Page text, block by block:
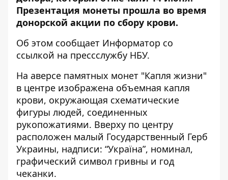
Презентация монеты прошла во время
донорской акции по сбору крови.
Об этом сообщает Информатор со
ссылкой на прессслужбу НБУ.
На аверсе памятных монет "Капля жизни"
в центре изображена объемная капля
крови, окружающая схематические
фигуры людей, соединенных
рукопожатиями. Вверху по центру
расположен малый Государственный Герб
Украины, надписи: “Україна”, номинал,
графический символ гривны и год
чеканки.